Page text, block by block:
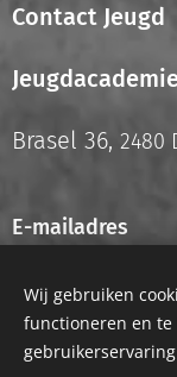
Contact Jeugd
Brasel 36, 2480
E-mailadres
Wij gebruiken
functioneren en te